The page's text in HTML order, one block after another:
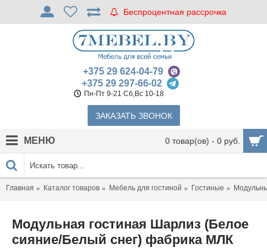
Беспроцентная рассрочка
+375 29 624-04-79
+375 29 297-66-02
Пн-Пт 9-21 Сб,Вс 10-18
ЗАКАЗАТЬ ЗВОНОК
0 товар(ов) - 0 руб.
МЕНЮ
Главная Каталог товаров Мебель для гостиной Гостиные
Модульная гостиная Шарлиз (Белое
сияние/Белый снег) фабрика МЛК